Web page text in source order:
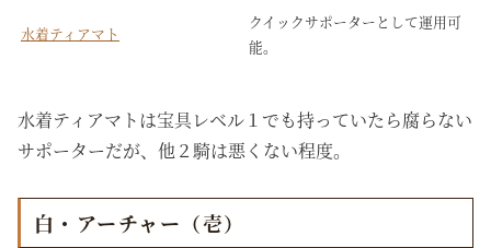
水着ティアマト
クイックサポーターとして運用可
能。
水着ティアマトは宝具レベル１でも持っていたら腐らない
サポーターだが、他２騎は悪くない程度。
白・アーチャー（壱）